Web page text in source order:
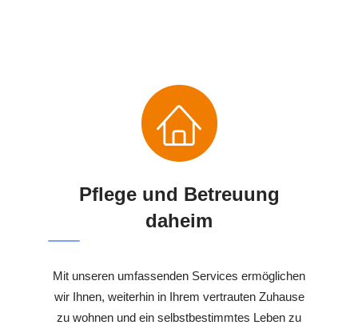
Pflege und Betreuung
daheim
Mit unseren umfassenden Services ermöglichen
wir Ihnen, weiterhin in Ihrem vertrauten Zuhause
zu wohnen und ein selbstbestimmtes Leben zu